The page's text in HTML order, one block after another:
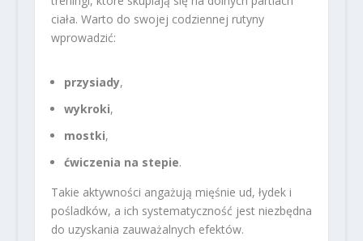
ciała. Warto do swojej codziennej rutyny
wprowadzić:
przysiady,
wykroki,
mostki,
ćwiczenia na stepie.
Takie aktywności angażują mięśnie ud, łydek i
pośladków, a ich systematyczność jest niezbędna
do uzyskania zauważalnych efektów.